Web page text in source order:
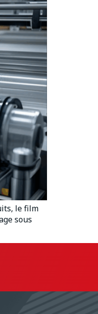
le film
sous